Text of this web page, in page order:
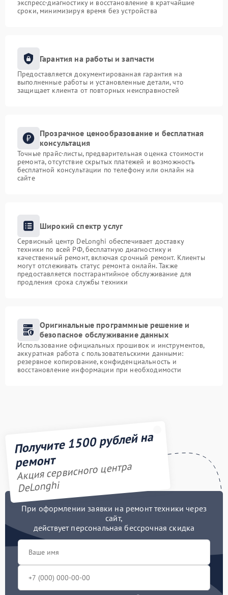
экспресс-диагностику и восстановление в кратчайшие
сроки, минимизируя время без устройства
Гарантия на работы и запчасти
Предоставляется документированная гарантия на
выполненные работы и установленные детали, что
защищает клиента от повторных неисправностей
Прозрачное ценообразование и бесплатная
консультация
Точные прайс-листы, предварительная оценка стоимости
ремонта, отсутствие скрытых платежей и возможность
бесплатной консультации по телефону или онлайн на
сайте
Широкий спектр услуг
Сервисный центр DeLonghi обеспечивает доставку
техники по всей РФ, бесплатную диагностику и
качественный ремонт, включая срочный ремонт. Клиенты
могут отслеживать статус ремонта онлайн. Также
предоставляется постгарантийное обслуживание для
продления срока службы техники
Оригинальные программные решение и
безопасное обслуживание данных
Использование официальных прошивок и инструментов,
аккуратная работа с пользовательскими данными:
резервное копирование, конфиденциальность и
восстановление информации при необходимости
Получите 1500 рублей на
ремонт
Акция сервисного центра
DeLonghi
При оформлении заявки на ремонт техники через
сайт,
действует персональная бессрочная скидка